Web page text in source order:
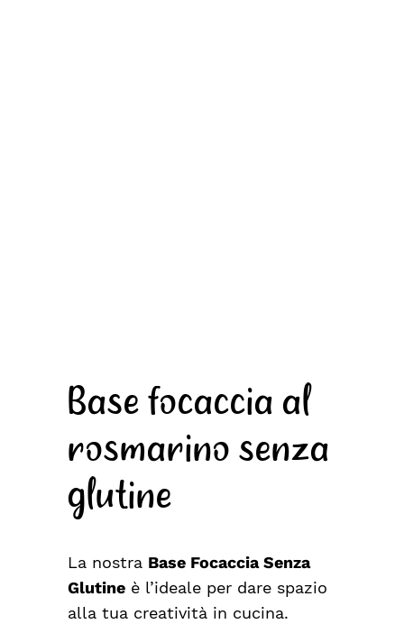
Base focaccia al
rosmarino senza
glutine
La nostra Base Focaccia Senza
Glutineè l’ideale per dare spazio
alla tua creatività in cucina.